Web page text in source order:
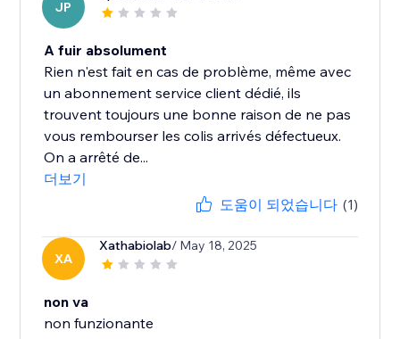
JP
A fuir absolument
Rien n'est fait en cas de problème, même avec
un abonnement service client dédié, ils
trouvent toujours une bonne raison de ne pas
vous rembourser les colis arrivés défectueux.
On a arrêté de...
더보기
도움이 되었습니다 (1)
XA
Xathabiolab/ May 18, 2025
non va
non funzionante